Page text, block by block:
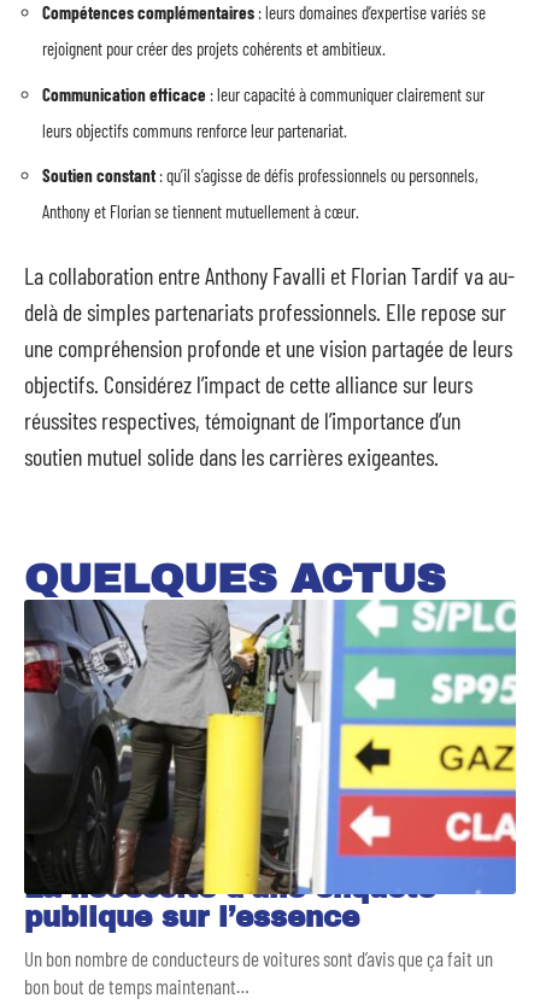
Compétences complémentaires : leurs domaines d’expertise variés se
rejoignent pour créer des projets cohérents et ambitieux.
Communication efficace : leur capacité à communiquer clairement sur
leurs objectifs communs renforce leur partenariat.
Soutien constant : qu’il s’agisse de défis professionnels ou personnels,
Anthony et Florian se tiennent mutuellement à cœur.
La collaboration entre Anthony Favalli et Florian Tardif va au-
delà de simples partenariats professionnels. Elle repose sur
une compréhension profonde et une vision partagée de leurs
objectifs. Considérez l’impact de cette alliance sur leurs
réussites respectives, témoignant de l’importance d’un
soutien mutuel solide dans les carrières exigeantes.
QUELQUES ACTUS
La nécessité d’une enquête
publique sur l’essence
Un bon nombre de conducteurs de voitures sont d’avis que ça fait un
bon bout de temps maintenant…